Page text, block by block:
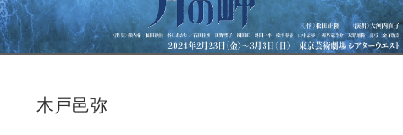
木戸邑弥